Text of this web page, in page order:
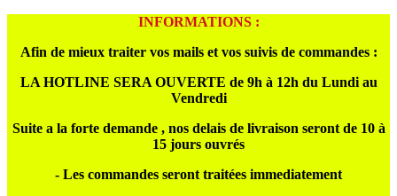
INFORMATIONS :
Afin de mieux traiter vos mails et vos suivis de commandes :
LA HOTLINE SERA OUVERTE de 9h à 12h du Lundi au
Vendredi
Suite a la forte demande , nos delais de livraison seront de 10 à
15 jours ouvrés
- Les commandes seront traitées immediatement